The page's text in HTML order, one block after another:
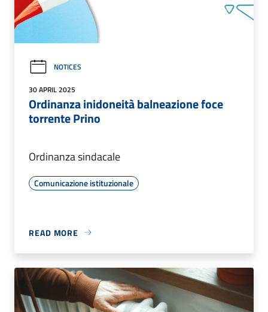
NOTICES
30 APRIL 2025
Ordinanza inidoneità balneazione foce
torrente Prino
Ordinanza sindacale
Comunicazione istituzionale
READ MORE